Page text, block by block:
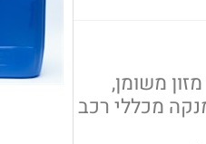
משומן,
מכללי רכב